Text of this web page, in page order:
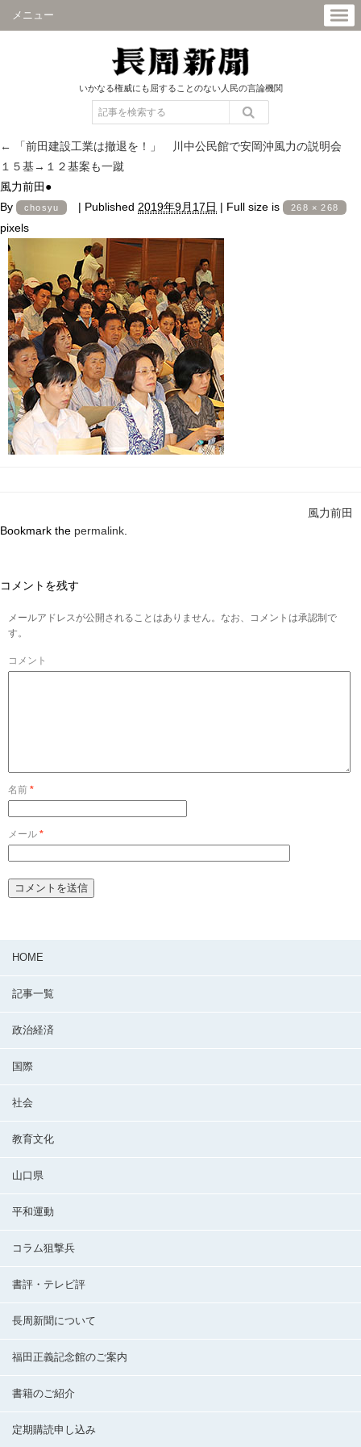
メニュー
いかなる権威にも屈することのない人民の言論機関
←
「前田建設工業は撤退を！」 川中公民館で安岡沖風力の説明会
１５基→１２基案も一蹴
風力前田●
By
chosyu | Published 2019年9月17日 | Full size is 268 × 268
pixels
風力前田
Bookmark the permalink
コメントを残す
メールアドレスが公開されることはありません。なお、コメントは承認制で
す。
コメント
名前 *
メール *
HOME
記事一覧
政治経済
国際
社会
教育文化
山口県
平和運動
コラム狙撃兵
書評・テレビ評
長周新聞について
福田正義記念館のご案内
書籍のご紹介
定期購読申し込み